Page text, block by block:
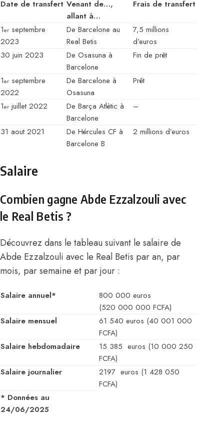
Date de transfert Venant de…,
allant à…
Frais de transfert
1er septembre
2023
De Barcelone au
Real Betis
7,5 millions
d’euros
30 juin 2023
De Osasuna à
Barcelone
Fin de prêt
1er septembre
2022
De Barcelone à
Osasuna
Prêt
1er juillet 2022
De Barça Atlètic à
Barcelone
–
31 aout 2021
De Hércules CF à
Barcelone B
2 millions d’euros
Salaire
Combien gagne Abde Ezzalzouli avec
le Real Betis ?
Découvrez dans le tableau suivant le salaire de
Abde Ezzalzouli avec le Real Betis par an, par
mois, par semaine et par jour :
Salaire annuel*
800 000 euros
(520 000 000 FCFA)
Salaire mensuel
61 540 euros (40 001 000
FCFA)
Salaire hebdomadaire
15 385 euros (10 000 250
FCFA)
Salaire journalier
2197 euros (1 428 050
FCFA)
* Données au
24/06/2025